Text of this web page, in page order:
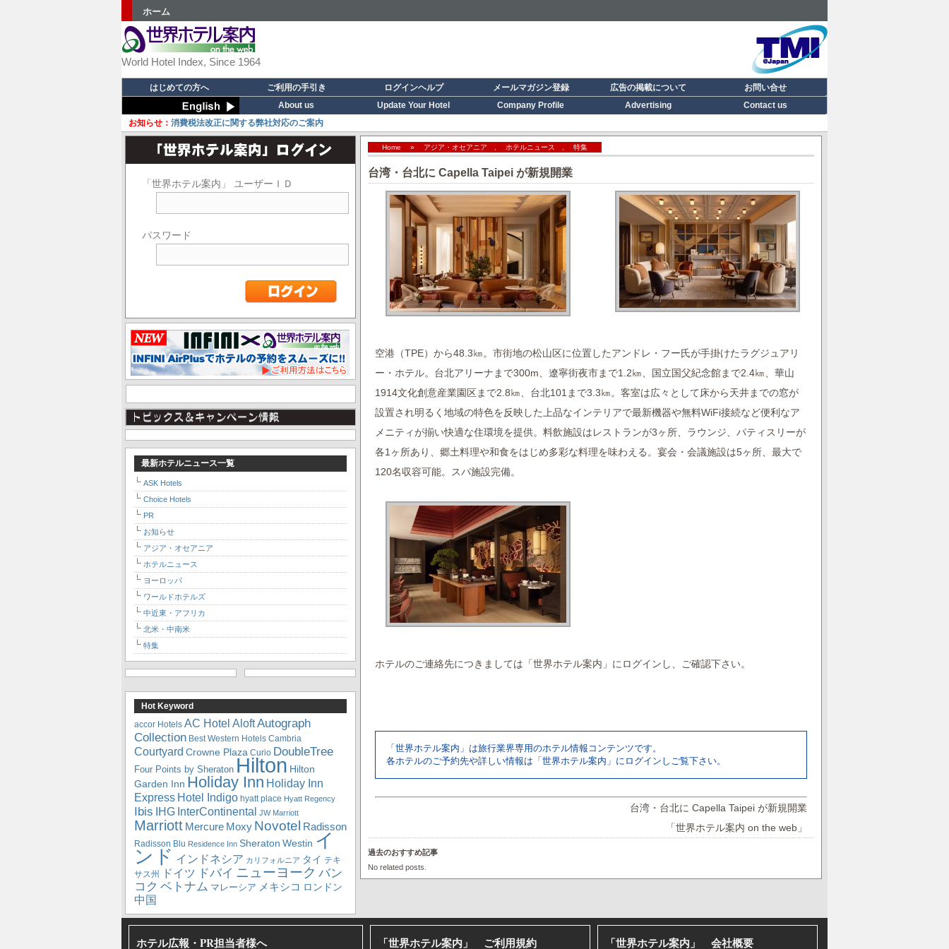
ホーム
World Hotel Index, Since 1964
はじめての方へ ご利用の手引き ログインヘルプ メールマガジン登録 広告の掲載について
お問い合せ
About us
Update Your Hotel Company Profile Advertising Contact us
お知らせ： 消費税法改正に関する弊社対応のご案内
Home » アジア・オセアニア ホテルニュース 特集
台湾・台北に Capella Taipei が新規開業
空港（TPE）から48.3㎞。市街地の松山区に位置したアンドレ・フー氏が手掛けたラグジュアリ
ー・ホテル。台北アリーナまで300m、遼寧街夜市まで1.2㎞、国立国父紀念館まで2.4㎞、華山
1914文化創意産業園区まで2.8㎞、台北101まで3.3㎞。客室は広々として床から天井までの窓が
設置され明るく地域の特色を反映した上品なインテリアで最新機器や無料WiFi接続など便利なア
メニティが揃い快適な住環境を提供。料飲施設はレストランが3ヶ所、ラウンジ、パティスリーが
各1ヶ所あり、郷土料理や和食をはじめ多彩な料理を味わえる。宴会・会議施設は5ヶ所、最大で
120名収容可能。スパ施設完備。
ホテルのご連絡先につきましては「世界ホテル案内」にログインし、ご確認下さい。
「世界ホテル案内」は旅行業界専用のホテル情報コンテンツです。
各ホテルのご予約先や詳しい情報は「世界ホテル案内」にログインしご覧下さい。
台湾・台北に Capella Taipei が新規開業
「世界ホテル案内 on the web」
過去のおすすめ記事
No related posts.
「世界ホテル案内」 ユーザーＩＤ
パスワード
最新ホテルニュース一覧
ASK Hotels
Choice Hotels
PR
お知らせ
アジア・オセアニア
ホテルニュース
ヨーロッパ
ワールドホテルズ
中近東・アフリカ
北米・中南米
特集
Hot Keyword
accor Hotels AC Hotel AloftAutograph
Collection Best Western Hotels Cambria
Courtyard Crowne Plaza Curio DoubleTree
Four Points by Sheraton Hilton Hilton
Garden Inn Holiday Inn Holiday Inn
Express Hotel Indigo hyatt place Hyatt Regency
Ibis IHG InterContinental JW Marriott
Marriott Mercure Moxy Novotel Radisson
Radisson Blu Residence Inn Sheraton Westin イ
ンド インドネシア カリフォルニア タイ テキ
サス州
ドイツ ドバイ ニューヨーク バン
コク ベトナム マレーシア メキシコ ロンドン
中国
ホテル広報・PR担当者様へ 「世界ホテル案内」 ご利用規約 「世界ホテル案内」 会社概要